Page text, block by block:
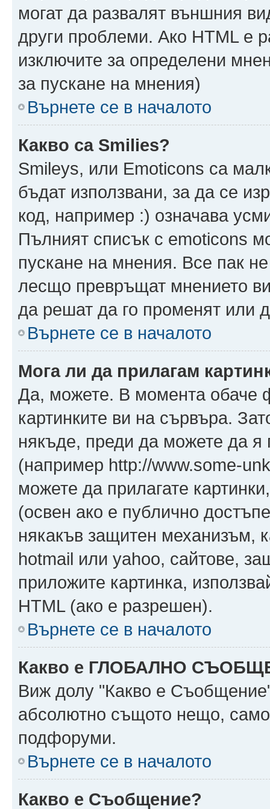
могат да развалят външния
други проблеми. Ако HTML е
изключите за определени
за пускане на мнения)
Върнете се в началото
Какво са Smilies?
Smileys, или Emoticons са
бъдат използвани, за да се
код, например :) означава
Пълният списък с emoticons
пускане на мнения. Все пак
лесщо превръщат мнението
да решат да го променят или
Върнете се в началото
Мога ли да прилагам
Да, можете. В момента обаче
картинките ви на сървъра.
някъде, преди да можете да
(например http://www.some-
можете да прилагате
(освен ако е публично
някакъв защитен механизъм,
hotmail или yahoo, сайтове,
приложите картинка,
HTML (ако е разрешен).
Върнете се в началото
Какво е ГЛОБАЛНО
Виж долу "Какво е
абсолютно същото нещо,
подфоруми.
Върнете се в началото
Какво е Съобщение?